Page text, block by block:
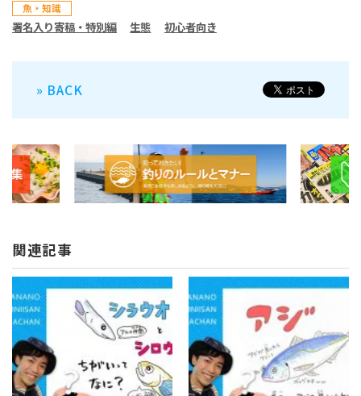
魚・知識
署名入り寄稿・特別編 生態 初心者向き
» BACK
関連記事